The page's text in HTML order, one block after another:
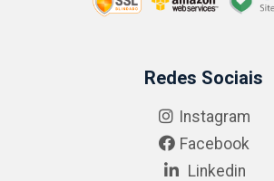
Redes Sociais
Instagram
Facebook
Linkedin